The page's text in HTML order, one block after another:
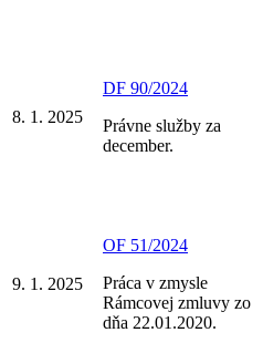
8. 1. 2025
DF 90/2024
Právne služby za
december.
9. 1. 2025
OF 51/2024
Práca v zmysle
Rámcovej zmluvy zo
dňa 22.01.2020.